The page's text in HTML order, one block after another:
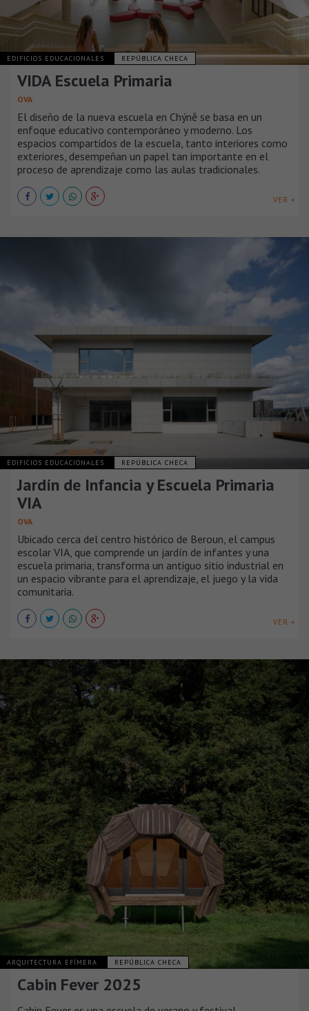
EDIFICIOS EDUCACIONALES REPÚBLICA CHECA
VIDA Escuela Primaria
OVA
El diseño de la nueva escuela en Chýně se basa en un
enfoque educativo contemporáneo y moderno. Los
espacios compartidos de la escuela, tanto interiores como
exteriores, desempeñan un papel tan importante en el
proceso de aprendizaje como las aulas tradicionales.
VER +
EDIFICIOS EDUCACIONALES REPÚBLICA CHECA
Jardín de Infancia y Escuela Primaria
VIA
OVA
Ubicado cerca del centro histórico de Beroun, el campus
escolar VIA, que comprende un jardín de infantes y una
escuela primaria, transforma un antiguo sitio industrial en
un espacio vibrante para el aprendizaje, el juego y la vida
comunitaria.
VER +
ARQUITECTURA EFÍMERA REPÚBLICA CHECA
Cabin Fever 2025